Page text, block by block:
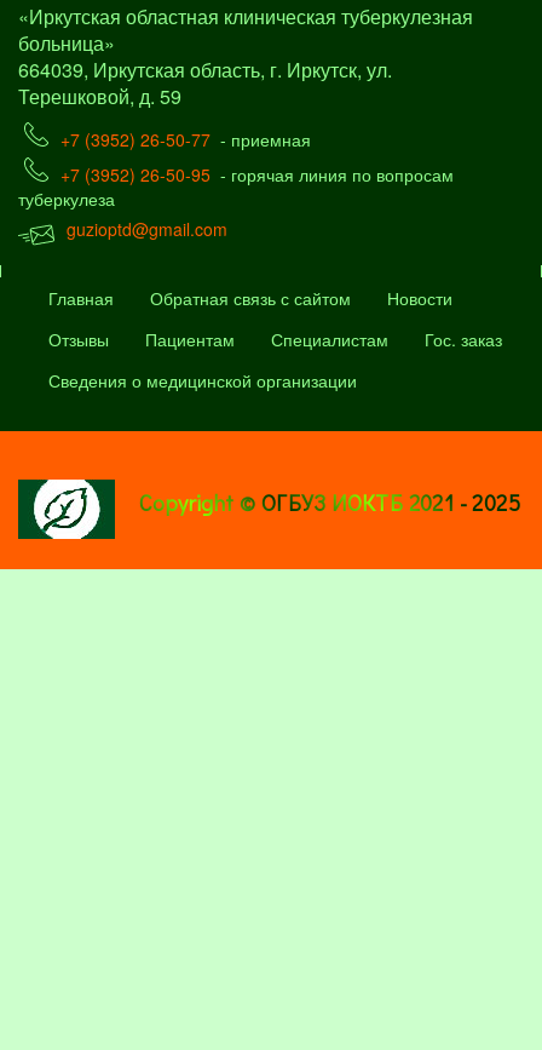
«Иркутская областная клиническая туберкулезная
больница»
664039, Иркутская область, г. Иркутск, ул.
Терешковой, д. 59
+7 (3952) 26-50-77 - приемная
+7 (3952) 26-50-95 - горячая линия по вопросам
туберкулеза
guzioptd@gmail.com
Главная Обратная связь с сайтом
Новости
Отзывы
Пациентам Специалистам
Гос. заказ
Сведения о медицинской организации
Copyright © ОГБУЗ ИОКТБ 2021 - 2025